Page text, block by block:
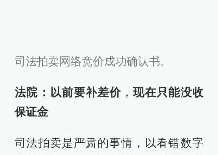
院一般不会采纳。“人人都以看错数字
这不是开玩笑吗?”
把余款交到法院，又当如何?对此，有